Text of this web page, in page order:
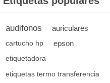
audifonos auriculares
cartucho hp epson
etiquetadora
etiquetas termo transferencia